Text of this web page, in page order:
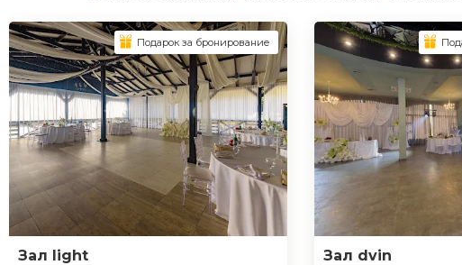
Зал light
Подарок за бронирование
Зал dvin